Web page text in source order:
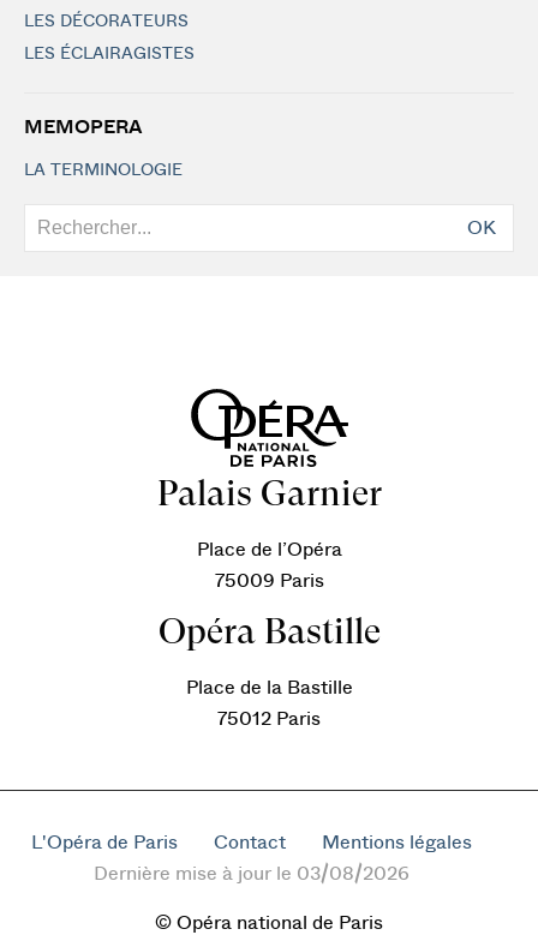
LES DÉCORATEURS
LES ÉCLAIRAGISTES
MEMOPERA
LA TERMINOLOGIE
OK
Palais Garnier
Place de l’Opéra
75009 Paris
Opéra Bastille
Place de la Bastille
75012 Paris
L'Opéra de Paris Contact
Mentions légales
Dernière mise à jour le 03/08/2026
© Opéra national de Paris